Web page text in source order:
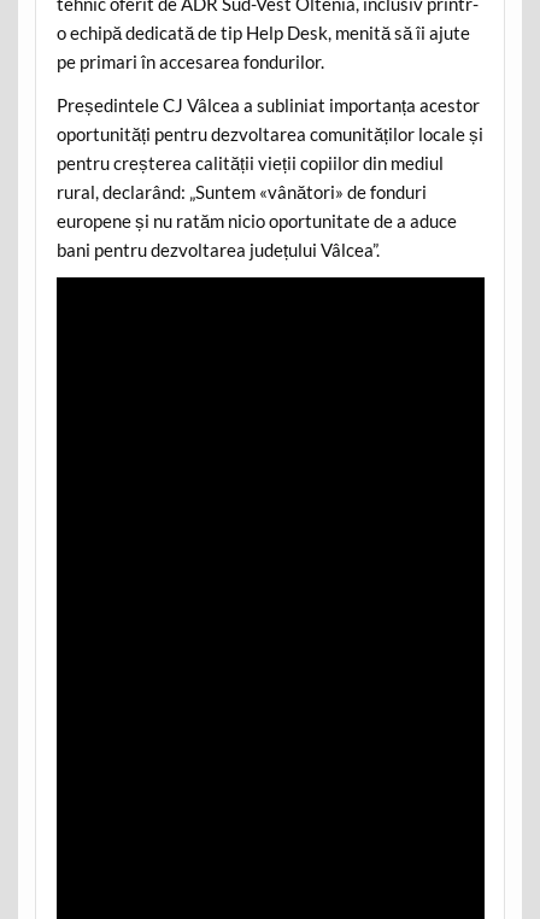
o echipă dedicată de tip Help Desk, menită să îi ajute
pe primari în accesarea fondurilor.
Președintele CJ Vâlcea a subliniat importanța acestor
oportunități pentru dezvoltarea comunităților locale și
pentru creșterea calității vieții copiilor din mediul
rural, declarând: „Suntem «vânători» de fonduri
europene și nu ratăm nicio oportunitate de a aduce
bani pentru dezvoltarea județului Vâlcea”.